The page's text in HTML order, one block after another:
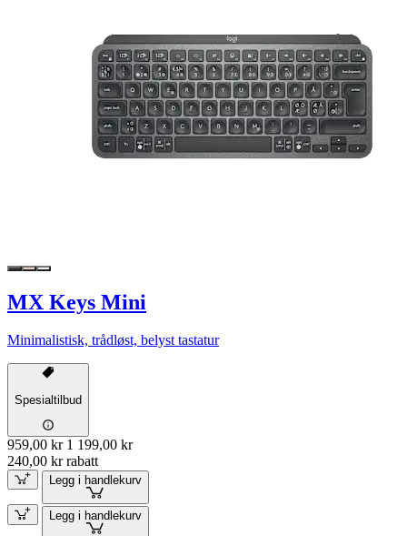
MX Keys Mini
Minimalistisk, trådløst, belyst tastatur
Spesialtilbud
959,00 kr 1 199,00 kr
240,00 kr rabatt
Legg i handlekurv
Legg i handlekurv